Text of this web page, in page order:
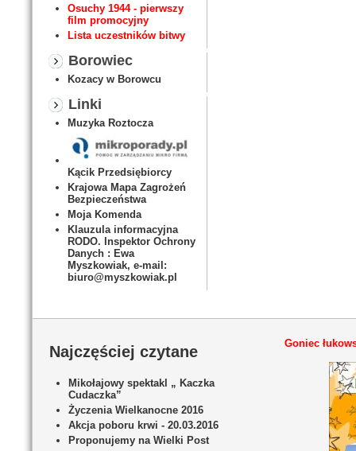
Osuchy 1944 - pierwszy
film promocyjny
Lista uczestników bitwy
Borowiec
Kozacy w Borowcu
Linki
Muzyka Roztocza
Kącik Przedsiębiorcy
Krajowa Mapa Zagrożeń
Bezpieczeństwa
Moja Komenda
Klauzula informacyjna
RODO. Inspektor Ochrony
Danych : Ewa
Myszkowiak, e-mail:
biuro@myszkowiak.pl
Najczęściej czytane
Mikołajowy spektakl „ Kaczka
Cudaczka”
Życzenia Wielkanocne 2016
Akcja poboru krwi - 20.03.2016
Proponujemy na Wielki Post
Goniec